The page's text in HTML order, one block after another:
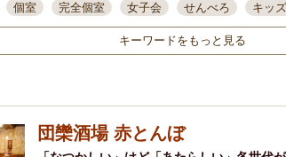
個室 完全個室 女子会 せんべろ キッ
一人飲み 誕生日 大人数
コスパ最高 肉料理 模合 インスタ映え
焼鳥 忘年会コース レモンサワー 観光
ち着いた空間 4000円台コース
キーワードをもっと見る
団欒酒場 赤とんぼ